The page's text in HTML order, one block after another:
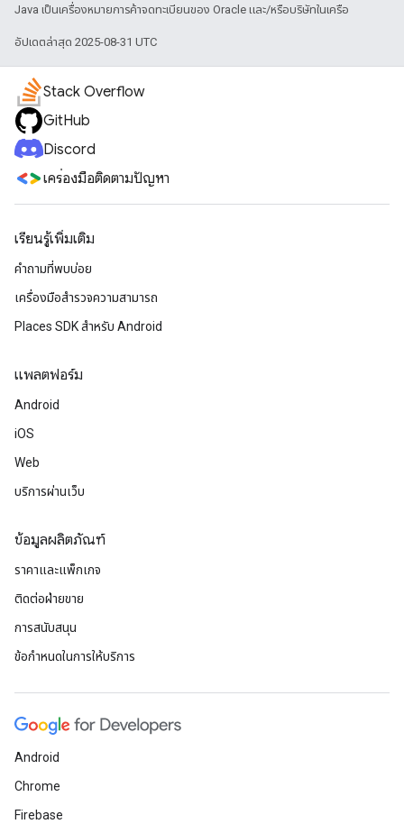
Java เป็นเครื่องหมายการค้าจดทะเบียนของ Oracle และ/หรือบริษัทในเครือ
อัปเดตล่าสุด 2025-08-31 UTC
Stack Overflow
GitHub
Discord
เครื่องมือติดตามปัญหา
เรียนรู้เพิ่มเติม
คำถามที่พบบ่อย
เครื่องมือสำรวจความสามารถ
Places SDK สำหรับ Android
แพลตฟอร์ม
Android
iOS
Web
บริการผ่านเว็บ
ข้อมูลผลิตภัณฑ์
ราคาและแพ็กเกจ
ติดต่อฝ่ายขาย
การสนับสนุน
ข้อกำหนดในการให้บริการ
Android
Chrome
Firebase